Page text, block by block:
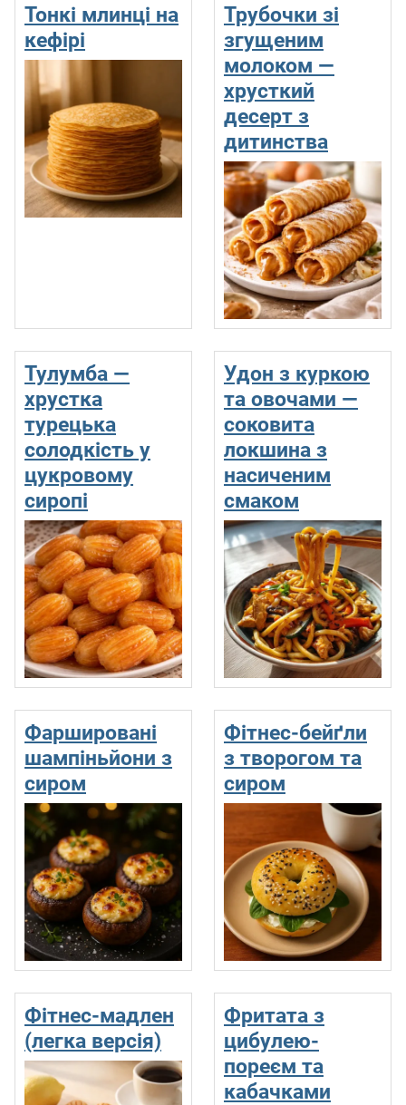
Тонкі млинці на
кефірі
Трубочки зі
згущеним
молоком —
хрусткий
десерт з
дитинства
Тулумба —
хрустка
турецька
солодкість у
цукровому
сиропі
Удон з куркою
та овочами —
соковита
локшина з
насиченим
смаком
Фаршировані
шампіньйони з
сиром
Фітнес-бейґли
з творогом та
сиром
Фітнес-мадлен
(легка версія)
Фритата з
цибулею-
пореєм та
кабачками